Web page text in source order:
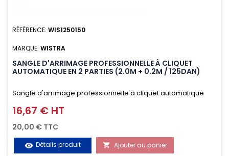
RÉFÉRENCE: WIS1250150
MARQUE: WISTRA
SANGLE D'ARRIMAGE PROFESSIONNELLE À CLIQUET
AUTOMATIQUE EN 2 PARTIES (2.0M + 0.2M / 125DAN)
Sangle d'arrimage professionnelle à cliquet automatique
avec crochet S en 2 parties (2.0M + 0.2M / 125daN), simple et
rapide d'utilisation. Permet d'arrimer et de sécuriser
vos chargements pendant le transport. Matière polyester
Prix
16,67 € HT
20,00 € TTC
visibility Détails produit  Ajouter au panier